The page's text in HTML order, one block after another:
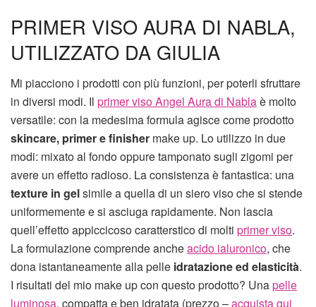
PRIMER VISO AURA DI NABLA,
UTILIZZATO DA GIULIA
Mi piacciono i prodotti con più funzioni, per poterli sfruttare
in diversi modi. Il primer viso Angel Aura di Nablaè molto
versatile: con la medesima formula agisce come prodotto
skincare, primer e finisher make up. Lo utilizzo in due
modi: mixato al fondo oppure tamponato sugli zigomi per
avere un effetto radioso. La consistenza è fantastica: una
texture in gelsimile a quella di un siero viso che si stende
uniformemente e si asciuga rapidamente. Non lascia
quell’effetto appiccicoso caratterstico di molti primer viso.
La formulazione comprende ancheacido ialuronico, che
dona istantaneamente alla pelle idratazione ed elasticità.
I risultati del mio make up con questo prodotto? Unapelle
luminosa, compatta e ben idratata (prezzo –acquista qui